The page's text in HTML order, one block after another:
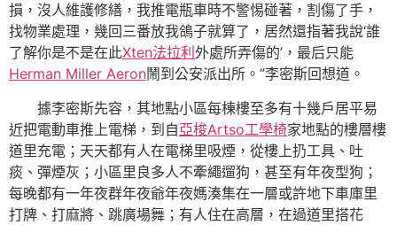
損，沒人維護修繕，我推電瓶車時不警惕碰著，割傷了手，
找物業處理，幾回三番放我鴿子就算了，居然還指著我說‘誰
了解你是不是在此Xten法拉利 外處所弄傷的’，最后只能
Herman Miller Aeron鬧到公安派出所。”李密斯回想道。
據李密斯先容，其地點小區每棟樓至多有十幾戶居平易
近把電動車推上電梯，到自亞梭Artso工學椅家地點的樓層樓
道里充電；天天都有人在電梯里吸煙，從樓上扔工具、吐
痰、彈煙灰；小區里良多人不牽繩遛狗，甚至有年夜型狗；
每晚都有一年夜群年夜爺年夜媽湊集在一層或許地下車庫里
打牌、打麻將、跳廣場舞；有人住在高層，在過道里搭花